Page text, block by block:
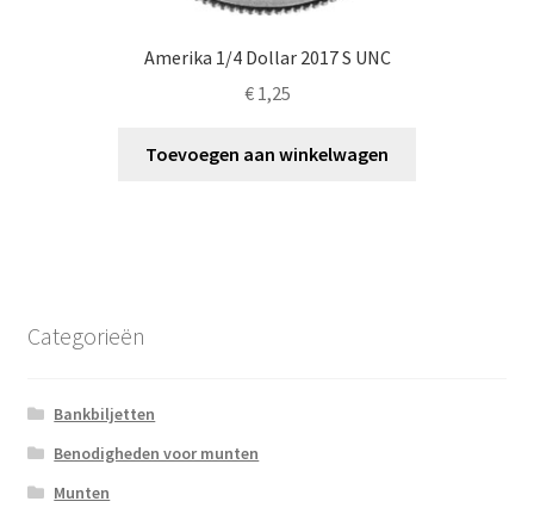
Amerika 1/4 Dollar 2017 S UNC
€1,25
Toevoegen aan winkelwagen
Categorieën
Bankbiljetten
Benodigheden voor munten
Munten